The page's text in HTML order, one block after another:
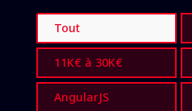
Tout
11K€ à 30K€
AngularJS